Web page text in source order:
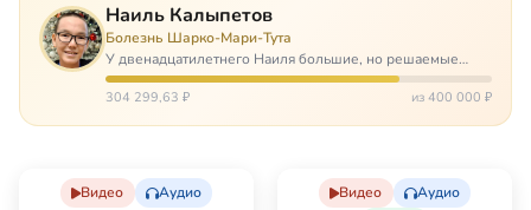
Наиль Калыпетов
Болезнь Шарко-Мари-Тута
У двенадцатилетнего Наиля большие, но решаемые
проблемы. Он болен редкой болезнью, которая ставит
перед ним множество непростых задача, угрожая в
304 299,63 ₽ из 400 000 ₽
Видео Аудио Видео
Аудио